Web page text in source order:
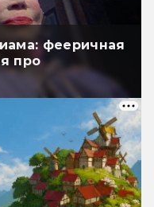
фееричная
про